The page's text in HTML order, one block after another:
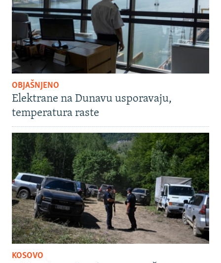
OBJAŠNJENO
Elektrane na Dunavu usporavaju,
temperatura raste
KOSOVO